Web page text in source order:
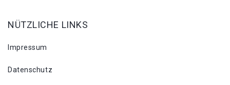
NÜTZLICHE LINKS
Impressum
Datenschutz